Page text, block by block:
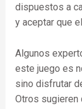
dispuestos a
y aceptar que
Algunos
este juego es
sino disfrutar
Otros